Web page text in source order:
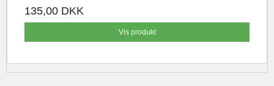
135,00 DKK
Vis produkt